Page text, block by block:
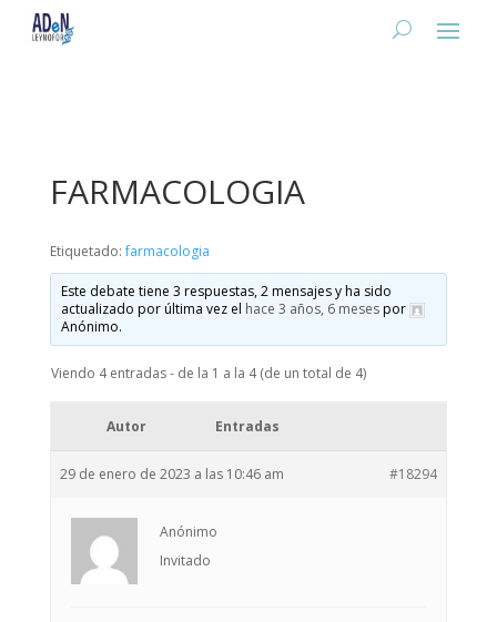
FARMACOLOGIA
Etiquetado:farmacologia
Este debate tiene 3 respuestas, 2 mensajes y ha sido
actualizado por última vez el hace 3 años, 6 mesespor
Anónimo.
Viendo 4 entradas - de la 1 a la 4 (de un total de 4)
Autor Entradas
29 de enero de 2023 a las 10:46 am #18294
Anónimo
Invitado